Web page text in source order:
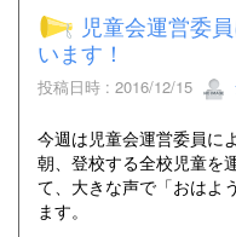
児童会運営委
います！
投稿日時 : 2016/12/15
今週は児童会運営委員に
朝、登校する全校児童を
て、大きな声で「おはよ
ます。